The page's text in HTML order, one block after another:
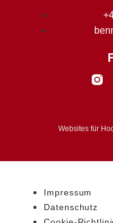
Websites für
Impressum
Datenschutz